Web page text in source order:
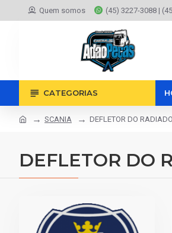
Quem somos (45) 3227-3088 |
CATEGORIAS
SCANIA DEFLETOR DO
DEFLETOR DO